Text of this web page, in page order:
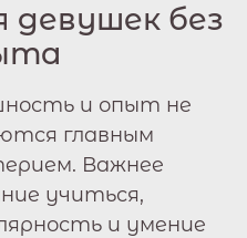
девушек без
и опыт не
главным
Важнее
учиться,
и умение